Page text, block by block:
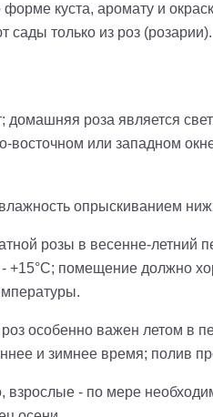
куста, аромату и
сады только из роз (розарии).
роза является
восточном или западном
опрыскиванием
розы в весенне-летний
помещение должно
особенно важен летом в
и зимнее время; полив
- по мере